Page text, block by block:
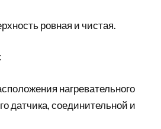
ровная и чистая.
:
нагревательного
датчика, соединительной и